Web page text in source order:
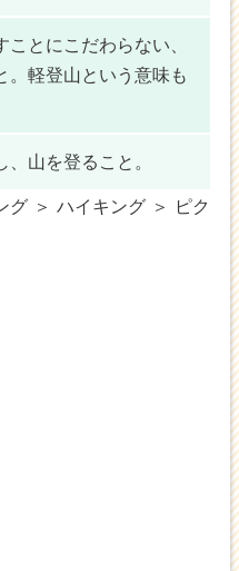
ことにこだわらない、
。軽登山という意味も
山を登る こと。
グ ＞ ハイキング ＞ ピク